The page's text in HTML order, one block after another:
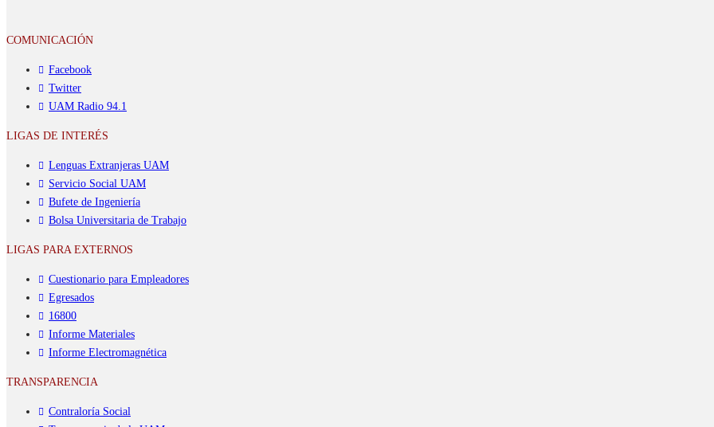
COMUNICACIÓN
Facebook
Twitter
UAM Radio 94.1
LIGAS DE INTERÉS
Lenguas Extranjeras UAM
Servicio Social UAM
Bufete de Ingeniería
Bolsa Universitaria de Trabajo
LIGAS PARA EXTERNOS
Cuestionario para Empleadores
Egresados
16800
Informe Materiales
Informe Electromagnética
TRANSPARENCIA
Contraloría Social